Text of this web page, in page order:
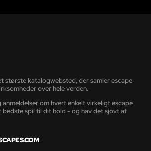
største katalogwebsted, der samler escape
over hele verden.
om hvert enkelt virkeligt escape
spil til dit hold - og hav det sjovt at